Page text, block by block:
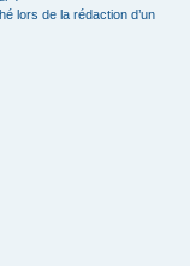
lors de la rédaction d’un